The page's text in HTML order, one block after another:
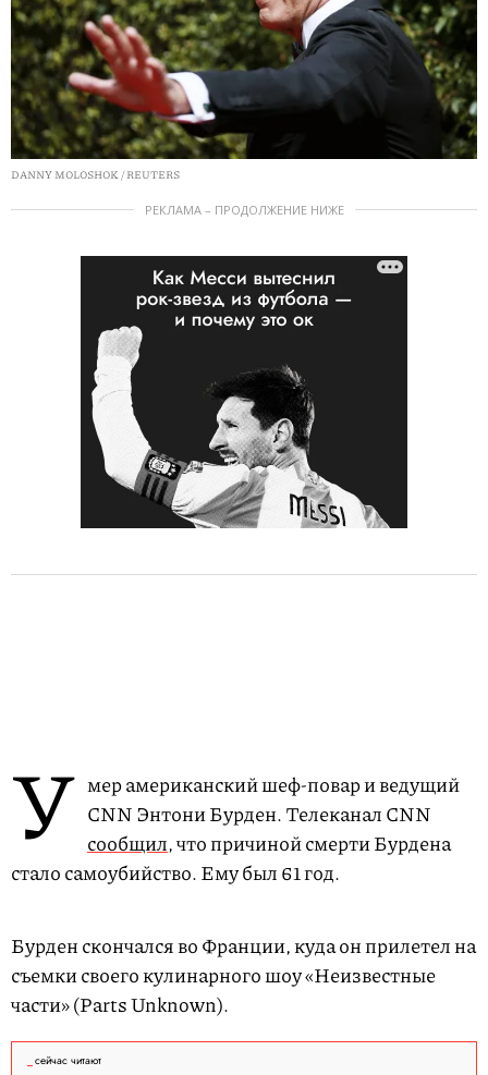
DANNY MOLOSHOK / REUTERS
РЕКЛАМА – ПРОДОЛЖЕНИЕ НИЖЕ
У мер американский шеф-повар и ведущий
CNN Энтони Бурден. Телеканал CNN
сообщил, что причиной смерти Бурдена
стало самоубийство. Ему был 61 год.
Бурден скончался во Франции, куда он прилетел на
съемки своего кулинарного шоу «Неизвестные
части» (Parts Unknown).
сейчас читают